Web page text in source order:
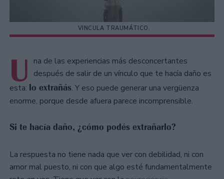
VINCULA TRAUMÁTICO.
U na de las experiencias más desconcertantes
después de salir de un vínculo que te hacía daño es
esta: lo extrañás. Y eso puede generar una vergüenza
enorme, porque desde afuera parece incomprensible.
Si te hacía daño, ¿cómo podés extrañarlo?
La respuesta no tiene nada que ver con debilidad, ni con
amor mal puesto, ni con que algo esté fundamentalmente